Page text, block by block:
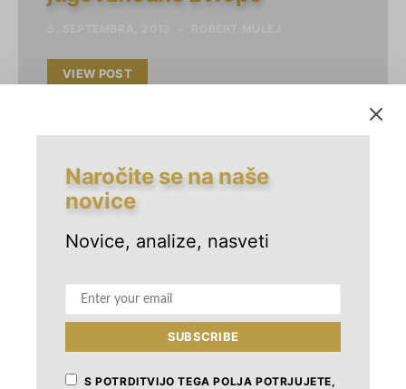
VIEW POST
YOU MAY ALSO LIKE
ČLANKI NAGRADA ZLATI KAMEN
Zlati kamen 2026: novosti
7. FEBRUARJA, 2026
Naročite se na naše
novice
Novice, analize, nasveti
SUBSCRIBE
S POTRDITVIJO TEGA POLJA POTRJUJETE,